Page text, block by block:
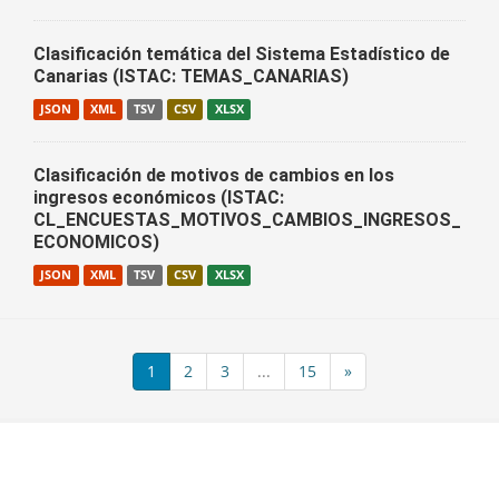
Clasificación temática del Sistema Estadístico de
Canarias (ISTAC: TEMAS_CANARIAS)
JSON XML TSV CSV XLSX
Clasificación de motivos de cambios en los
ingresos económicos (ISTAC:
CL_ENCUESTAS_MOTIVOS_CAMBIOS_INGRESOS_
ECONOMICOS)
JSON XML TSV CSV XLSX
1 2 3 ... 15 »